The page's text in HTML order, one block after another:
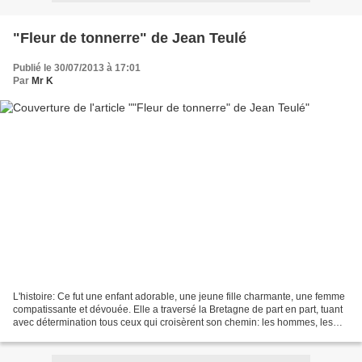
"Fleur de tonnerre" de Jean Teulé
Publié le 30/07/2013 à 17:01
Par Mr K
L'histoire: Ce fut une enfant adorable, une jeune fille charmante, une femme
compatissante et dévouée. Elle a traversé la Bretagne de part en part, tuant
avec détermination tous ceux qui croisèrent son chemin: les hommes, les